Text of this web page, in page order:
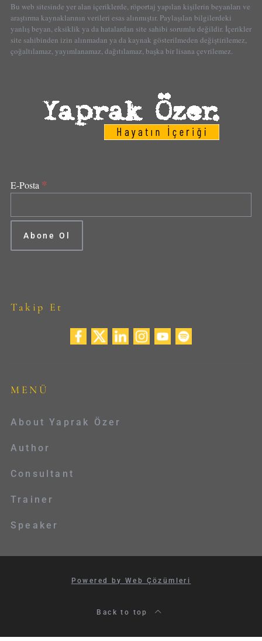
Bu web sitesinde yer alan içeriklerde, röportaj yapılan kişilerin beyanları ve
araştırma kaynaklarının verileri esas alınmıştır. Paylaşılan bilgilerdeki
yanlış beyan, eksiklik ya da hatalardan site sahibi sorumlu değildir. İçerikler
site sahibinden izin alınmadan ya da kaynak gösterilmeden değiştirilemez,
çoğaltılamaz, yayımlanamaz, dağıtılamaz, başka bir lisana çevrilemez.
E-Posta *
Takip Et
MENÜ
About Yaprak Özer
Author
Consultant
Trainer
Speaker
Powered by Web Çözümleri
Back to top